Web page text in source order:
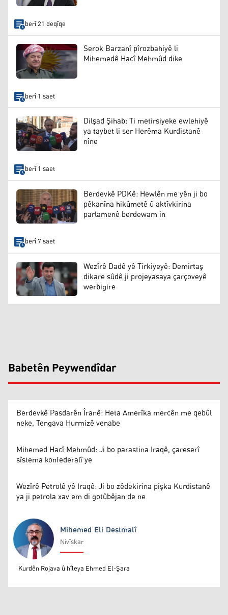
berî 21 deqîqe
Serok Barzanî pîrozbahiyê li
Mihemedê Hacî Mehmûd dike
berî 1 saet
Dilşad Şihab: Ti metirsiyeke ewlehiyê
ya taybet li ser Herêma Kurdistanê
nîne
berî 1 saet
Berdevkê PDKê: Hewlên me yên ji bo
pêkanîna hikûmetê û aktîvkirina
parlamenê berdewam in
berî 7 saet
Wezîrê Dadê yê Tirkiyeyê: Demirtaş
dikare sûdê ji projeyasaya çarçoveyê
werbigire
Babetên Peywendîdar
Berdevkê Pasdarên Îranê: Heta Amerîka mercên me qebûl
neke, Tengava Hurmizê venabe
Mihemed Hacî Mehmûd: Ji bo parastina Iraqê, çareserî
sîstema konfederalî ye
Wezîrê Petrolê yê Iraqê: Ji bo zêdekirina pişka Kurdistanê
ya ji petrola xav em di gotûbêjan de ne
Mihemed Eli Destmalî
Mihemed Eli Destmalî
Nivîskar
Kurdên Rojava û hîleya Ehmed El-Şara